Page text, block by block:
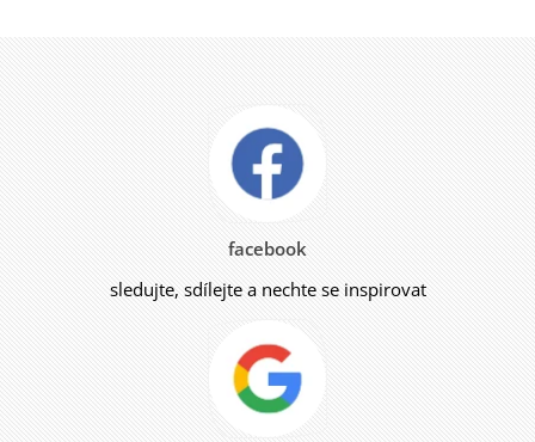
facebook
sledujte, sdílejte a nechte se inspirovat